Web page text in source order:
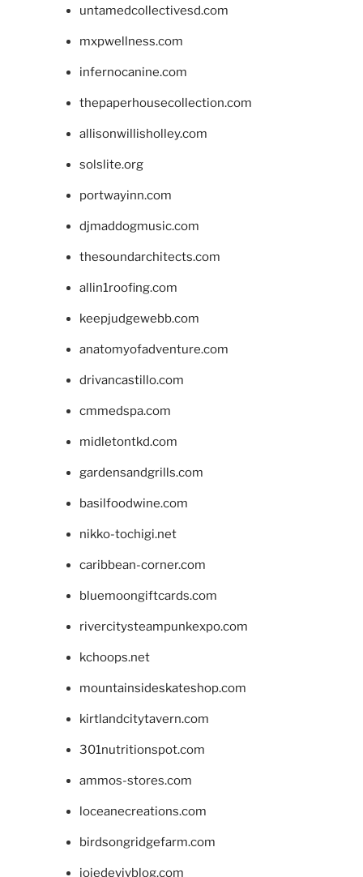
untamedcollectivesd.com
mxpwellness.com
infernocanine.com
thepaperhousecollection.com
allisonwillisholley.com
solslite.org
portwayinn.com
djmaddogmusic.com
thesoundarchitects.com
allin1roofing.com
keepjudgewebb.com
anatomyofadventure.com
drivancastillo.com
cmmedspa.com
midletontkd.com
gardensandgrills.com
basilfoodwine.com
nikko-tochigi.net
caribbean-corner.com
bluemoongiftcards.com
rivercitysteampunkexpo.com
kchoops.net
mountainsideskateshop.com
kirtlandcitytavern.com
301nutritionspot.com
ammos-stores.com
loceanecreations.com
birdsongridgefarm.com
joiedevivblog.com